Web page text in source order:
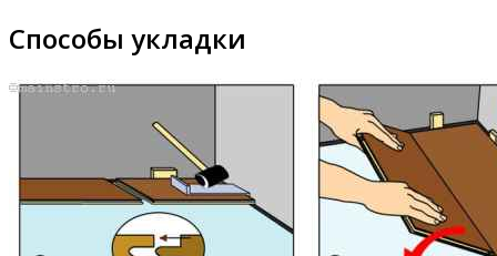
Способы укладки